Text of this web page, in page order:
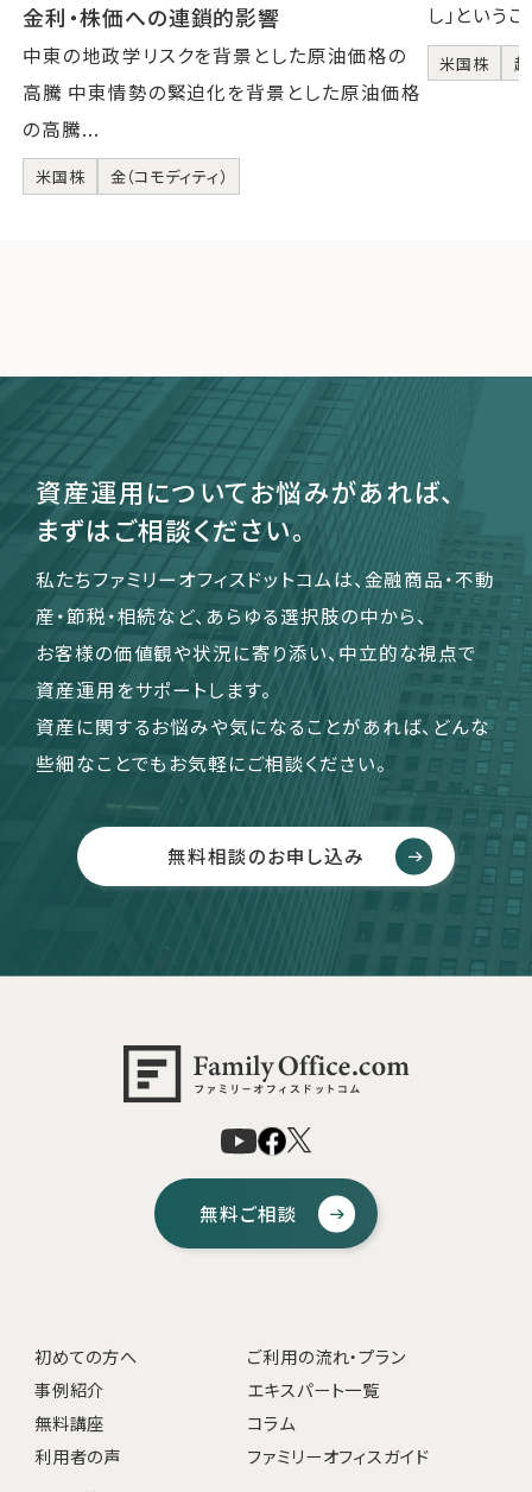
金利・株価への連鎖的影響
中東の地政学リスクを背景とした原油価格の
高騰 中東情勢の緊迫化を背景とした原油価格
の高騰...
米国株 金（コモディティ）
し」という
米国株
資産運用についてお悩みがあれば、
まずはご相談ください。
私たちファミリーオフィスドットコムは、金融商品・不動
産・節税・相続など、あらゆる選択肢の中から、
お客様の価値観や状況に寄り添い、中立的な視点で
資産運用をサポートします。
資産に関するお悩みや気になることがあれば、どんな
些細なことでもお気軽にご相談ください。
無料相談のお申し込み
無料ご相談
初めての方へ
ご利用の流れ・プラン
事例紹介
エキスパート一覧
無料講座
コラム
利用者の声
ファミリーオフィスガイド